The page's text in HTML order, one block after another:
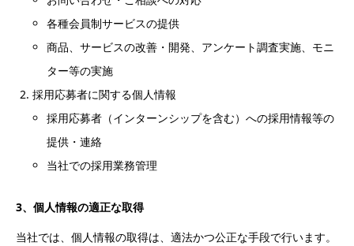
各種会員制サービスの提供
商品、サービスの改善・開発、アンケート調査実施、モニ
ター等の実施
採用応募者に関する個人情報
採用応募者（インターンシップを含む）への採用情報等の
提供・連絡
当社での採用業務管理
3、個人情報の適正な取得
当社では、個人情報の取得は、適法かつ公正な手段で行います。